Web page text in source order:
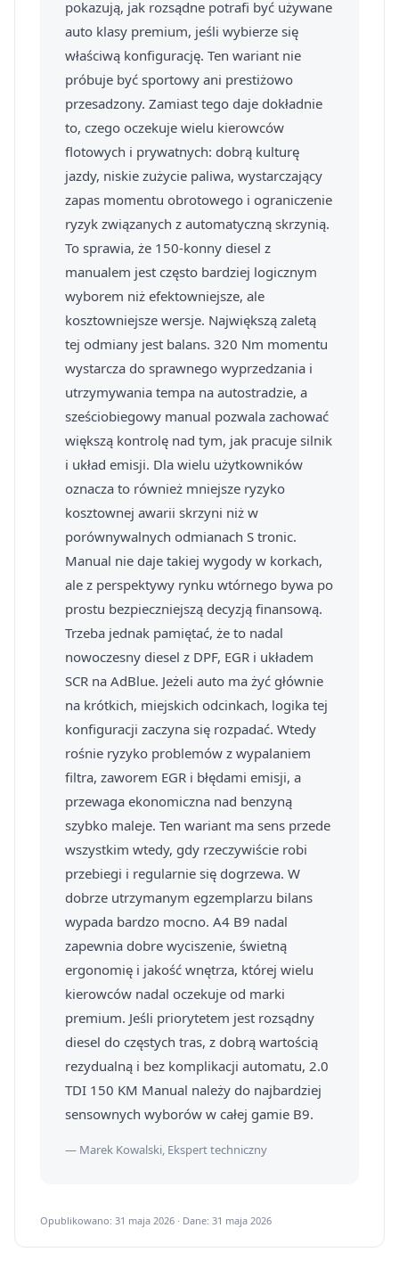
pokazują, jak rozsądne potrafi być używane
auto klasy premium, jeśli wybierze się
właściwą konfigurację. Ten wariant nie
próbuje być sportowy ani prestiżowo
przesadzony. Zamiast tego daje dokładnie
to, czego oczekuje wielu kierowców
flotowych i prywatnych: dobrą kulturę
jazdy, niskie zużycie paliwa, wystarczający
zapas momentu obrotowego i ograniczenie
ryzyk związanych z automatyczną skrzynią.
To sprawia, że 150-konny diesel z
manualem jest często bardziej logicznym
wyborem niż efektowniejsze, ale
kosztowniejsze wersje. Największą zaletą
tej odmiany jest balans. 320 Nm momentu
wystarcza do sprawnego wyprzedzania i
utrzymywania tempa na autostradzie, a
sześciobiegowy manual pozwala zachować
większą kontrolę nad tym, jak pracuje silnik
i układ emisji. Dla wielu użytkowników
oznacza to również mniejsze ryzyko
kosztownej awarii skrzyni niż w
porównywalnych odmianach S tronic.
Manual nie daje takiej wygody w korkach,
ale z perspektywy rynku wtórnego bywa po
prostu bezpieczniejszą decyzją finansową.
Trzeba jednak pamiętać, że to nadal
nowoczesny diesel z DPF, EGR i układem
SCR na AdBlue. Jeżeli auto ma żyć głównie
na krótkich, miejskich odcinkach, logika tej
konfiguracji zaczyna się rozpadać. Wtedy
rośnie ryzyko problemów z wypalaniem
filtra, zaworem EGR i błędami emisji, a
przewaga ekonomiczna nad benzyną
szybko maleje. Ten wariant ma sens przede
wszystkim wtedy, gdy rzeczywiście robi
przebiegi i regularnie się dogrzewa. W
dobrze utrzymanym egzemplarzu bilans
wypada bardzo mocno. A4 B9 nadal
zapewnia dobre wyciszenie, świetną
ergonomię i jakość wnętrza, której wielu
kierowców nadal oczekuje od marki
premium. Jeśli priorytetem jest rozsądny
diesel do częstych tras, z dobrą wartością
rezydualną i bez komplikacji automatu, 2.0
TDI 150 KM Manual należy do najbardziej
sensownych wyborów w całej gamie B9.
— Marek Kowalski, Ekspert techniczny
Opublikowano: 31 maja 2026 · Dane: 31 maja 2026